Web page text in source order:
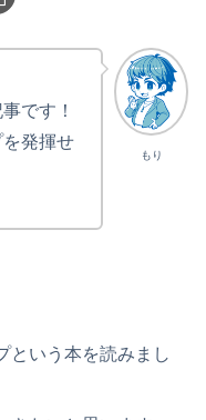
もり
です！
発揮せ
という本を読みまし